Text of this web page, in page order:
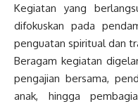
Kegiatan yang
difokuskan pada
penguatan spiritual dan
Beragam kegiatan
pengajian bersama,
anak, hingga